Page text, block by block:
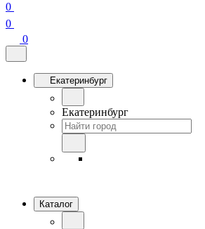
0
0
0
Екатеринбург
Екатеринбург
Каталог